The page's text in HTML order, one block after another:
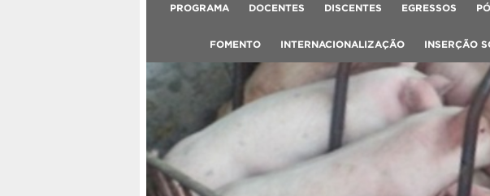
PROGRAMA DOCENTES DISCENTES EGRESSOS
FOMENTO INTERNACIONALIZAÇÃO INSERÇÃO